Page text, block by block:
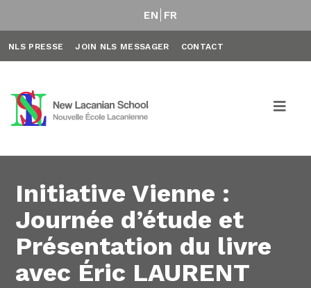
EN FR
NLS PRESSE JOIN NLS MESSAGER CONTACT
Initiative Vienne :
Journée d’étude et
Présentation du livre
avec Éric LAURENT